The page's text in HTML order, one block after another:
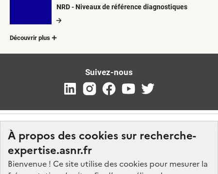
À propos des cookies sur recherche-
expertise.asnr.fr
Bienvenue ! Ce site utilise des cookies pour mesurer la
NRD - Niveaux de référence diagnostiques
Découvrir plus
Suivez-nous